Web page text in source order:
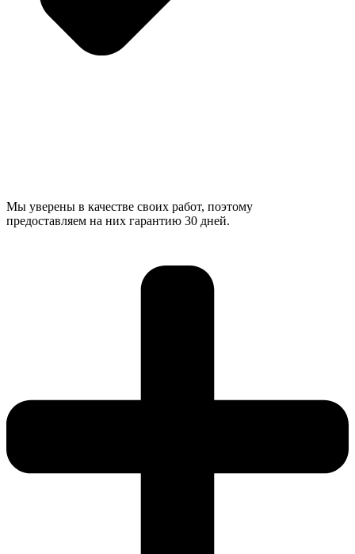
Мы уверены в качестве своих работ, поэтому
предоставляем на них гарантию 30 дней.